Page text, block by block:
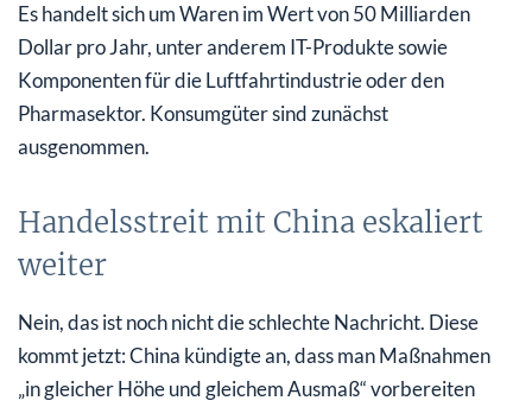
Es handelt sich um Waren im Wert von 50 Milliarden
Dollar pro Jahr, unter anderem IT-Produkte sowie
Komponenten für die Luftfahrtindustrie oder den
Pharmasektor. Konsumgüter sind zunächst
ausgenommen.
Handelsstreit mit China eskaliert
weiter
Nein, das ist noch nicht die schlechte Nachricht. Diese
kommt jetzt: China kündigte an, dass man Maßnahmen
„in gleicher Höhe und gleichem Ausmaß“ vorbereiten